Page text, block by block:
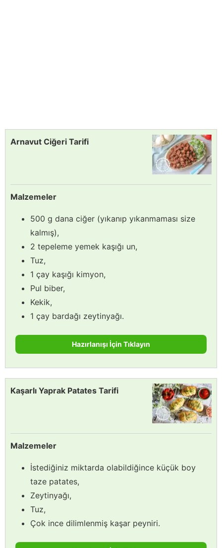
Arnavut Ciğeri Tarifi
Malzemeler
500 g dana ciğer (yıkanıp yıkanmaması size
kalmış),
2 tepeleme yemek kaşığı un,
Tuz,
1 çay kaşığı kimyon,
Pul biber,
Kekik,
1 çay bardağı zeytinyağı.
Hazırlanışı İçin Tıklayın
Kaşarlı Yaprak Patates Tarifi
Malzemeler
İstediğiniz miktarda olabildiğince küçük boy
taze patates,
Zeytinyağı,
Tuz,
Çok ince dilimlenmiş kaşar peyniri.